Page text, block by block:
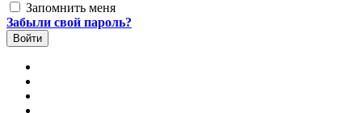
Запомнить меня
Забыли свой пароль?